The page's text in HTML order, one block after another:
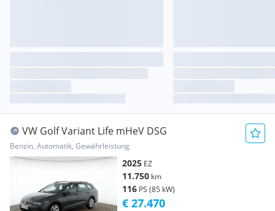
VW Golf Variant Life mHeV DSG
Benzin, Automatik, Gewährleistung
2025 EZ
11.750 km
116 PS (85 kW)
€ 27.470